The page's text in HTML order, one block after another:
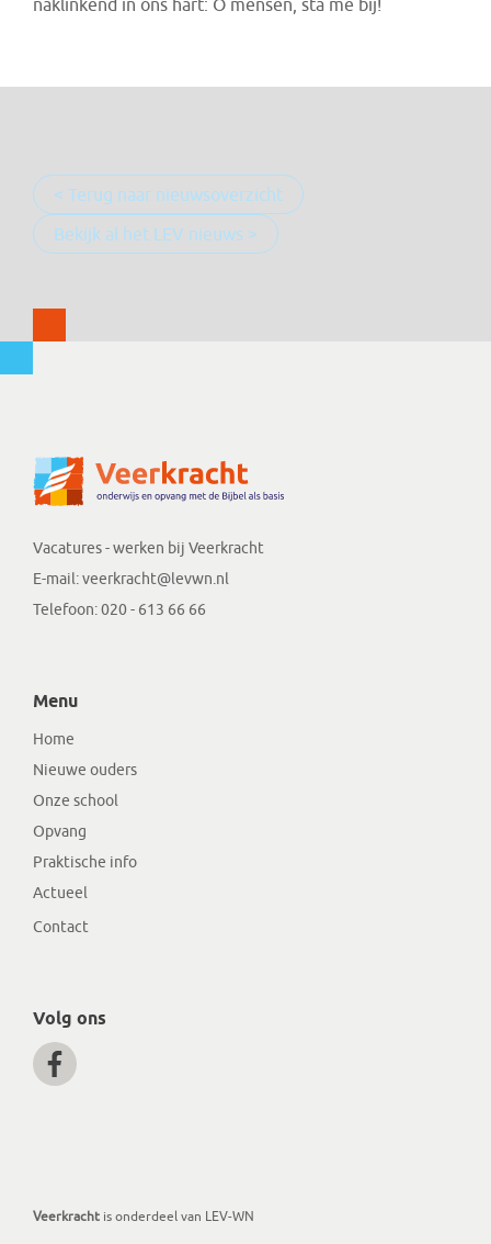
naklinkend in ons hart: O mensen, sta me bij!
< Terug naar nieuwsoverzicht
Bekijk al het LEV nieuws >
Vacatures - werken bij Veerkracht
E-mail:veerkracht@levwn.nl
Telefoon:020 - 613 66 66
Menu
Home
Nieuwe ouders
Onze school
Opvang
Praktische info
Actueel
Contact
Volg ons
Veerkracht is onderdeel van LEV-WN